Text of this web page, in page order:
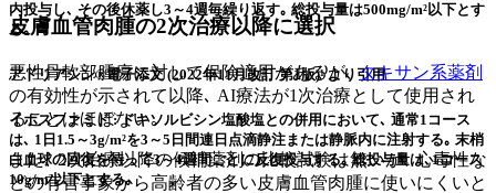
皮膚血管肉腫の2次治療以降に選択
悪性骨軟部腫瘍に対して保険適用があるが､タキサン系薬剤
の有効性が示されて以降､ AI療法が1次治療として使用され
ることはほぼない｡
また､ 2次治療以降の候補薬剤の比較試験は無いが､ 心毒性な
どの有害事象から高齢者の多い皮膚血管肉腫に使いにくいと
内投与し､ その後休薬し3～4週毎繰り返す｡ 総投与量は500mg/m²以下とす
る｡
アドリアシン®電子添文 (2022年11月改訂 第1版)¹⁾より引用
イホスファミド : ドキソルビシン塩酸塩との併用において､ 通常1コース
は､ 1日1.5～3g/m²を3～5日間連日点滴静注または静脈内に注射する｡ 末梢
白血球の回復を待って3～4週間ごとに反復投与する｡ 総投与量は､1コース
10g/m²以下とする｡